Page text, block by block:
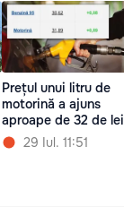
Prețul unui litru de
motorină a ajuns
aproape de 32 de lei
29 Iul. 11:51